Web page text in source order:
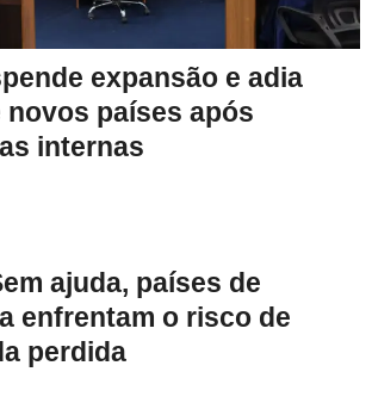
expansão e adia
novos países após
internas
ajuda, países de
enfrentam o risco de
perdida